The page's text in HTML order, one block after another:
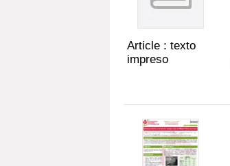
Article : texto
impreso